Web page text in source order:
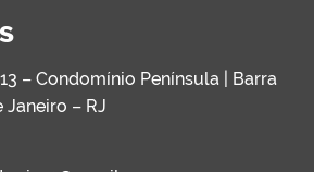
– Condomínio Península | Barra
– RJ